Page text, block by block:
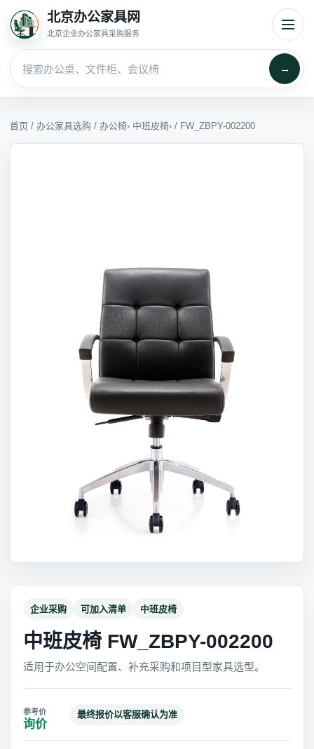
北京办公家具网
北京企业办公家具采购服务
→
首页 / 办公家具选购 / 办公椅› 中班皮椅› / FW_ZBPY-002200
企业采购 可加入清单 中班皮椅
中班皮椅 FW_ZBPY-002200
适用于办公空间配置、补充采购和项目型家具选型。
询价
最终报价以客服确认为准